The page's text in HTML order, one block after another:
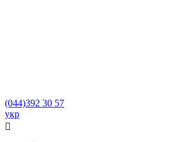
(044)392 30 57
укр
